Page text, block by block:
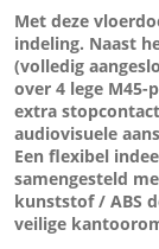
Met deze
indeling. Naast
(volledig
over 4 lege
extra
audiovisuele
Een flexibel
samengesteld
kunststof / ABS
veilige